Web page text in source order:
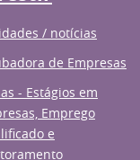
/ notícias
de Empresas
- Estágios em
Emprego
e